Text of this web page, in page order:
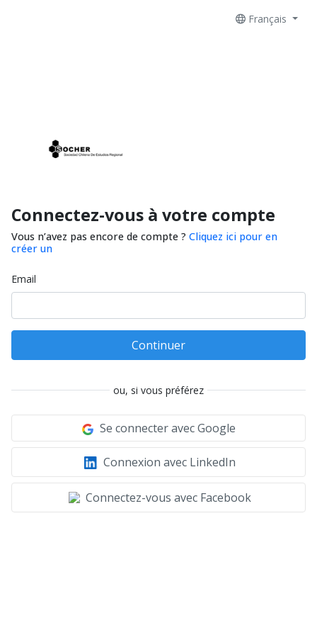
Français
Connectez-vous à votre compte
Vous n’avez pas encore de compte ? Cliquez ici pour en
créer un
Email
Continuer
ou, si vous préférez
Se connecter avec Google
Connexion avec LinkedIn
Connectez-vous avec Facebook